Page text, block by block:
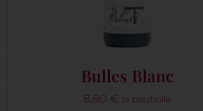
Bulles Blanc
8,80 € la bouteille